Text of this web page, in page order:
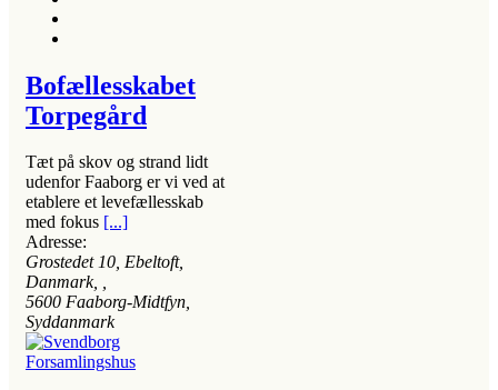
Bofællesskabet
Torpegård
Tæt på skov og strand lidt
udenfor Faaborg er vi ved at
etablere et levefællesskab
med fokus [...]
Adresse:
Grostedet 10, Ebeltoft,
Danmark, ,
5600 Faaborg-Midtfyn,
Syddanmark